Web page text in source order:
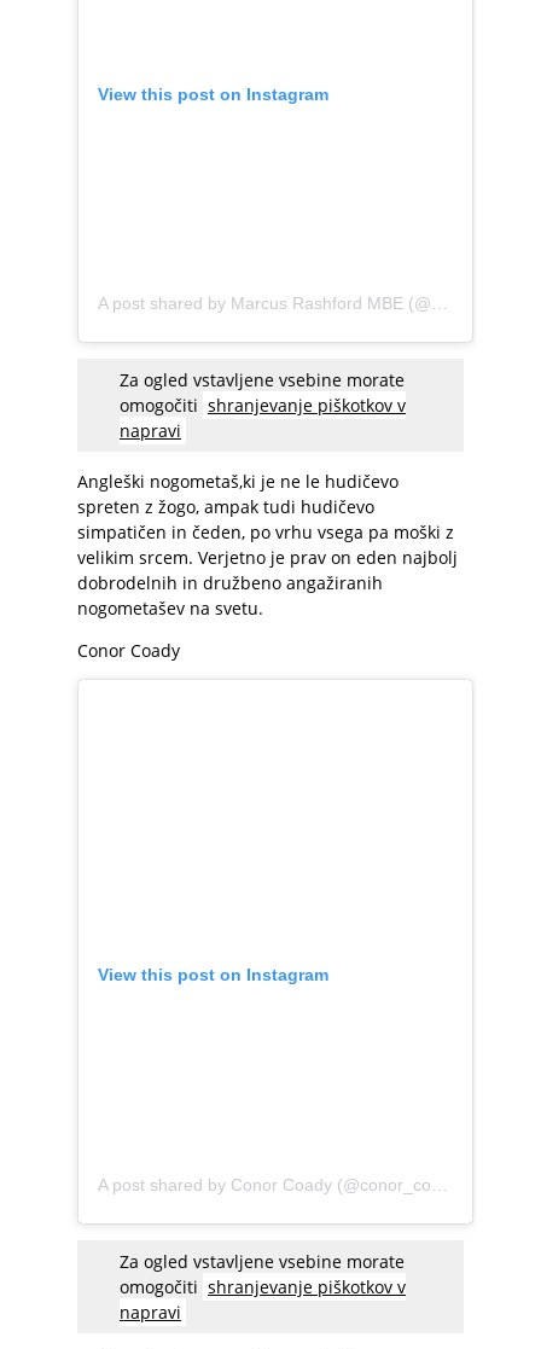
View this post on Instagram
A post shared by Marcus Rashford MBE (@marcusrashford)
Za ogled vstavljene vsebine morate
omogočiti shranjevanje piškotkov v
napravi
Angleški nogometaš,ki je ne le hudičevo
spreten z žogo, ampak tudi hudičevo
simpatičen in čeden, po vrhu vsega pa moški z
velikim srcem. Verjetno je prav on eden najbolj
dobrodelnih in družbeno angažiranih
nogometašev na svetu.
Conor Coady
View this post on Instagram
Za ogled vstavljene vsebine morate
omogočiti shranjevanje piškotkov v
napravi